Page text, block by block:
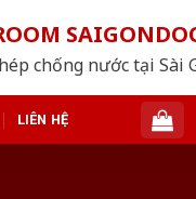
chống nước tại Sài
LIÊN HỆ